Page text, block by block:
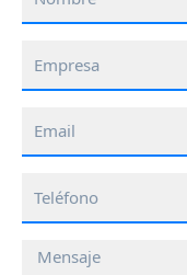
Email
Teléfono
Mensaje